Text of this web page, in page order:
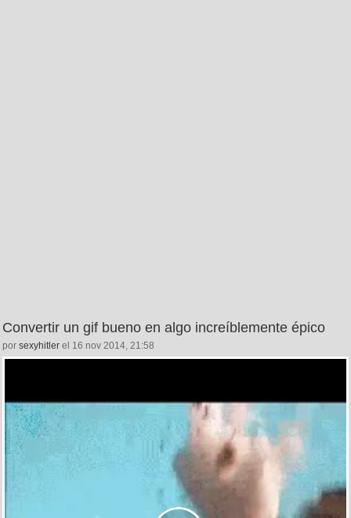
Convertir un gif bueno en algo increíblemente épico
por sexyhitler el 16 nov 2014, 21:58